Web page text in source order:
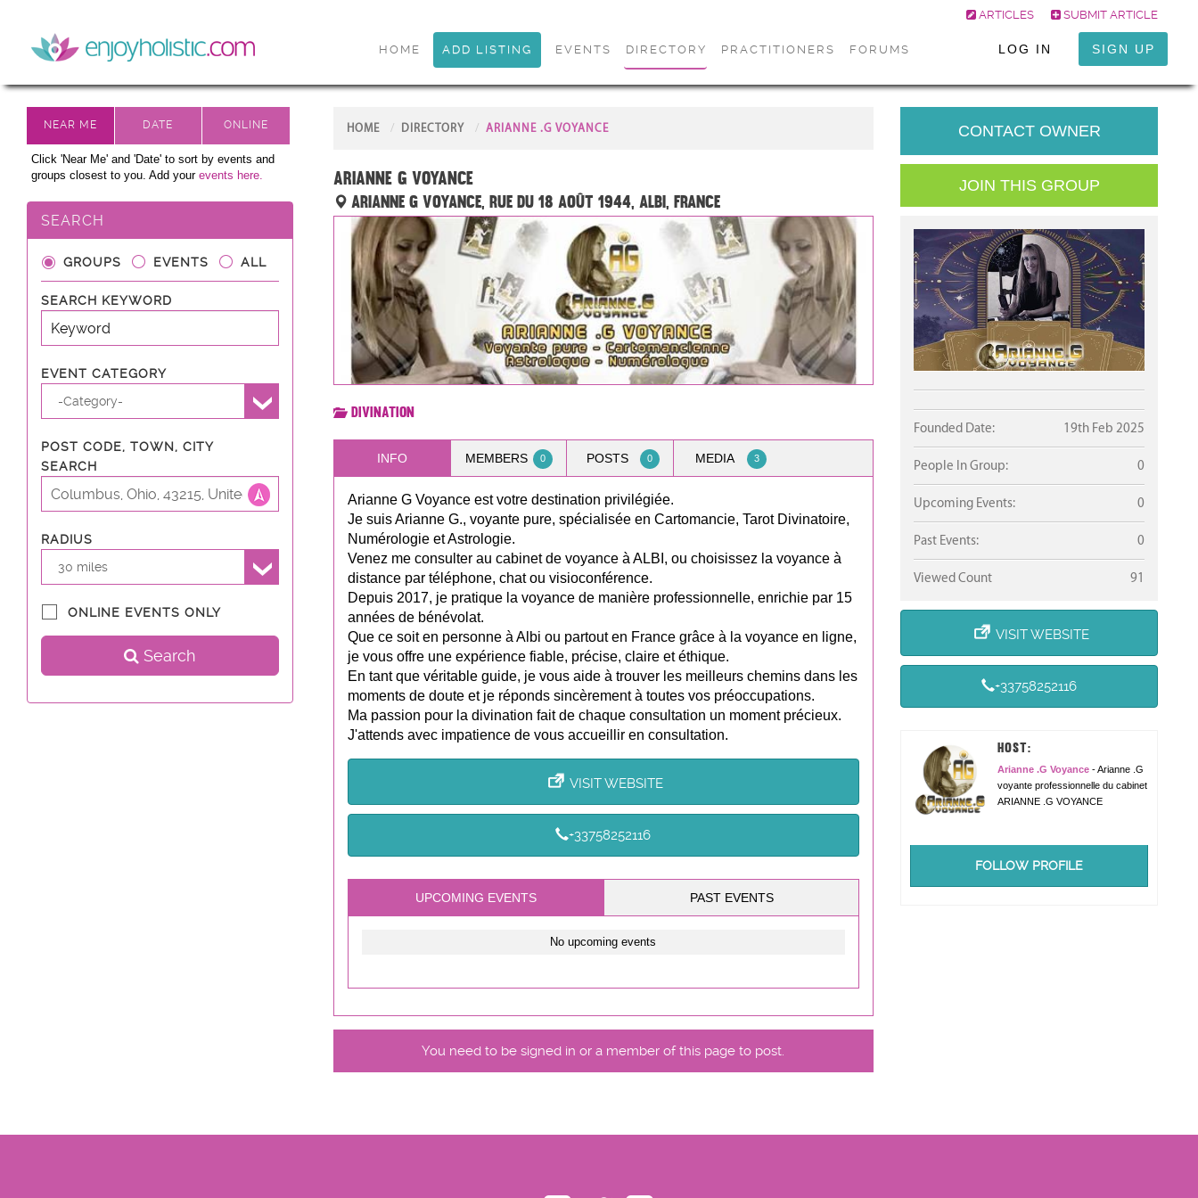
ARTICLES SUBMIT ARTICLE
HOME ADD LISTING EVENTS DIRECTORY PRACTITIONERS FORUMS LOG IN SIGN UP
Click 'Near Me' and 'Date' to sort by events and
groups closest to you. Add your events here.
SEARCH
GROUPS EVENTS ALL
SEARCH KEYWORD
EVENT CATEGORY
-Category-
POST CODE, TOWN, CITY
SEARCH
RADIUS
30 miles
ONLINE EVENTS ONLY
Search
HOME DIRECTORY ARIANNE .G VOYANCE
Arianne G Voyance
Arianne G Voyance, Rue du 18 Août 1944, Albi, France
Divination
INFO MEMBERS 0 POSTS 0 MEDIA 3
Arianne G Voyance est votre destination privilégiée.
Je suis Arianne G., voyante pure, spécialisée en Cartomancie, Tarot Divinatoire,
Numérologie et Astrologie.
Venez me consulter au cabinet de voyance à ALBI, ou choisissez la voyance à
distance par téléphone, chat ou visioconférence.
Depuis 2017, je pratique la voyance de manière professionnelle, enrichie par 15
années de bénévolat.
Que ce soit en personne à Albi ou partout en France grâce à la voyance en ligne,
je vous offre une expérience fiable, précise, claire et éthique.
En tant que véritable guide, je vous aide à trouver les meilleurs chemins dans les
moments de doute et je réponds sincèrement à toutes vos préoccupations.
Ma passion pour la divination fait de chaque consultation un moment précieux.
J'attends avec impatience de vous accueillir en consultation.
VISIT WEBSITE
+33758252116
UPCOMING EVENTS PAST EVENTS
No upcoming events
You need to be signed in or a member of this page to post.
CONTACT OWNER
JOIN THIS GROUP
Founded Date: 19th Feb 2025
People In Group: 0
Upcoming Events: 0
Past Events: 0
Viewed Count 91
VISIT WEBSITE
+33758252116
HOST:
Arianne .G Voyance- Arianne .G
voyante professionnelle du cabinet
ARIANNE .G VOYANCE
FOLLOW PROFILE